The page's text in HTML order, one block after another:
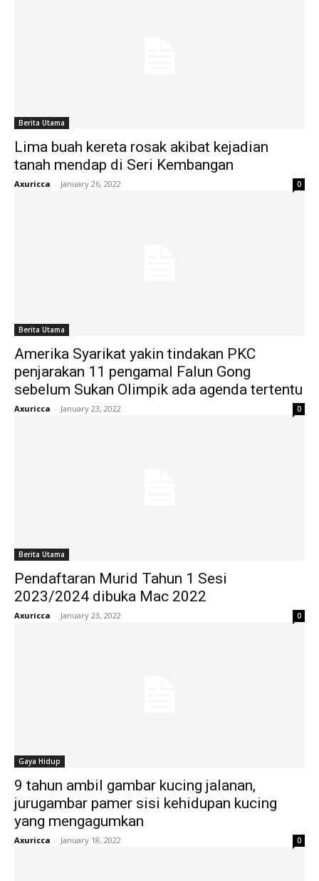
Berita Utama
Lima buah kereta rosak akibat kejadian
tanah mendap di Seri Kembangan
Axuricca - January 26, 2022 0
Berita Utama
Amerika Syarikat yakin tindakan PKC
penjarakan 11 pengamal Falun Gong
sebelum Sukan Olimpik ada agenda tertentu
Axuricca - January 23, 2022 0
Berita Utama
Pendaftaran Murid Tahun 1 Sesi
2023/2024 dibuka Mac 2022
Axuricca - January 23, 2022 0
Gaya Hidup
9 tahun ambil gambar kucing jalanan,
jurugambar pamer sisi kehidupan kucing
yang mengagumkan
Axuricca - January 18, 2022 0